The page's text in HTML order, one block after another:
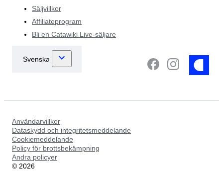
Säljvillkor
Affiliateprogram
Bli en Catawiki Live-säljare
Användarvillkor
Dataskydd och integritetsmeddelande
Cookiemeddelande
Policy för brottsbekämpning
Andra policyer
© 2026